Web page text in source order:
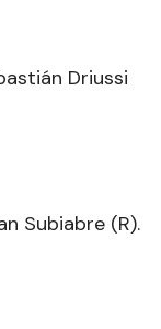
Driussi
Subiabre (R).